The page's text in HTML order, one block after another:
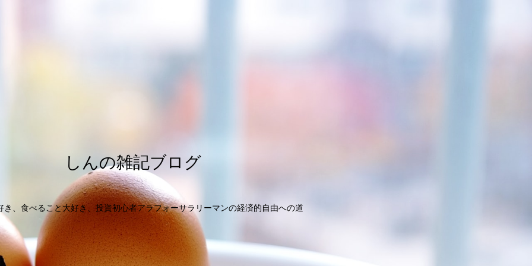
しんの雑記ブログ
き、食べること大好き、投資初心者アラフォーサラリーマンの経済的自由への道